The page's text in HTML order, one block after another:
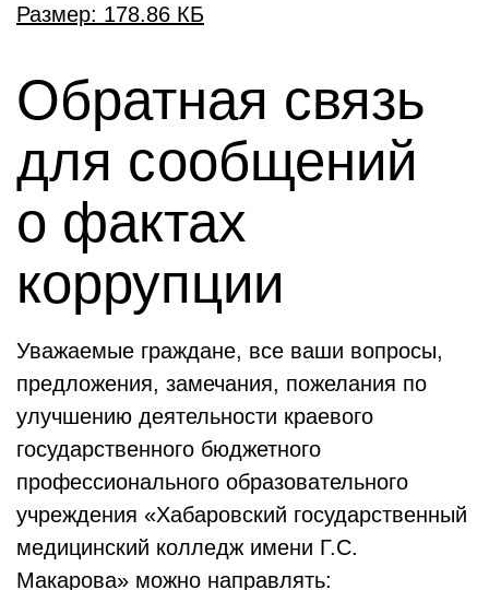
Размер: 178.86 КБ
Обратная связь
для сообщений
о фактах
коррупции
Уважаемые граждане, все ваши вопросы,
предложения, замечания, пожелания по
улучшению деятельности краевого
государственного бюджетного
профессионального образовательного
учреждения «Хабаровский государственный
медицинский колледж имени Г.С.
Макарова» можно направлять: